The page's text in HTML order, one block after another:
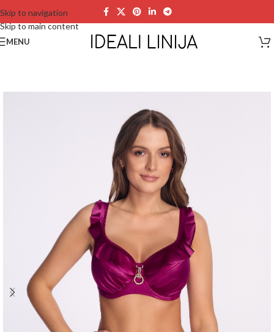
Skip to navigation
Skip to main content
MENU